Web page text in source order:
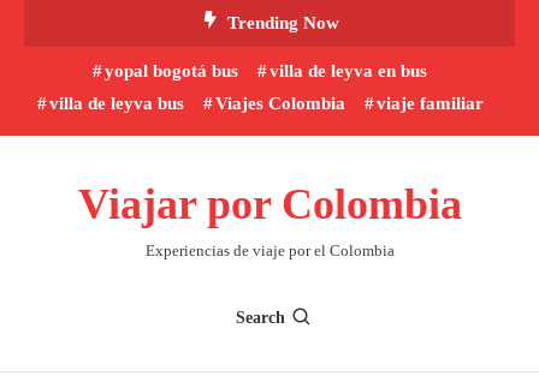
Trending Now
yopal bogotá bus
villa de leyva en bus
villa de leyva bus
Viajes Colombia viaje familiar
Viajar por Colombia
Experiencias de viaje por el Colombia
Search